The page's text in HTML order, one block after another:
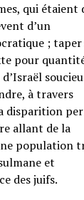
qui étaient
d’un
;
pour
à travers
disparition
allant de la
population
et
des juifs.